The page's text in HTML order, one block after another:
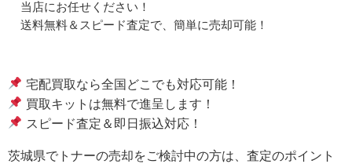
当店にお任せください！
送料無料＆スピード査定で、簡単に売却可能！
宅配買取なら全国どこでも対応可能！
買取キットは無料で進呈します！
スピード査定＆即日振込対応！
茨城県でトナーの売却をご検討中の方は、査定のポイント